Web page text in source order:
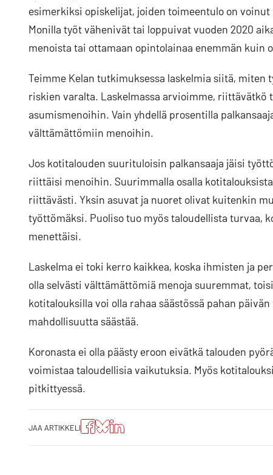
esimerkiksi opiskelijat, joiden toimeentulo on
Monilla työt vähenivät tai loppuivat vuoden 2020
menoista tai ottamaan opintolainaa enemmän kuin
Teimme Kelan tutkimuksessa laskelmia siitä,
riskien varalta. Laskelmassa arvioimme,
asumismenoihin. Vain yhdellä prosentilla
välttämättömiin menoihin.
Jos kotitalouden suurituloisin palkansaaja jäisi
riittäisi menoihin. Suurimmalla osalla
riittävästi. Yksin asuvat ja nuoret olivat kuitenkin
työttömäksi. Puoliso tuo myös taloudellista turvaa,
menettäisi.
Laskelma ei toki kerro kaikkea, koska ihmisten ja
olla selvästi välttämättömiä menoja suuremmat,
kotitalouksilla voi olla rahaa säästössä pahan
mahdollisuutta säästää.
Koronasta ei olla päästy eroon eivätkä talouden
voimistaa taloudellisia vaikutuksia. Myös
pitkittyessä.
JAA ARTIKKELI
JaaJaaJako: